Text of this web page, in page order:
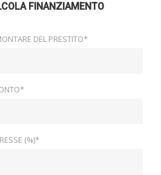
FINANZIAMENTO
DEL PRESTITO*
(%)*